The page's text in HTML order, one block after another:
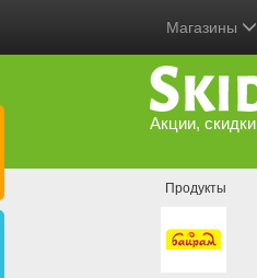
Магазины
Акции,
Продукты